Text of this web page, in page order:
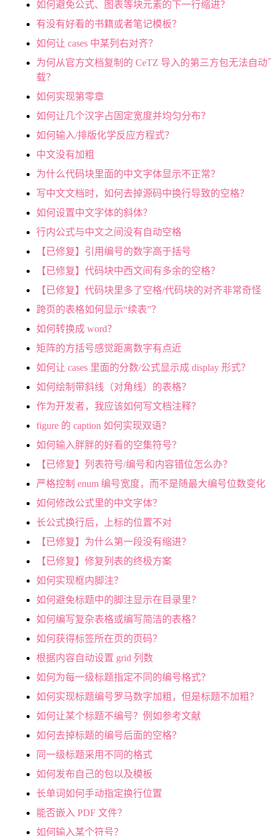
如何避免公式、图表等块元素的下一行缩进？
有没有好看的书籍或者笔记模板？
如何让 cases 中某列右对齐？
为何从官方文档复制的 CeTZ 导入的第三方包无法自动
载？
如何实现第零章
如何让几个汉字占固定宽度并均匀分布？
如何输入/排版化学反应方程式？
中文没有加粗
为什么代码块里面的中文字体显示不正常？
写中文文档时，如何去掉源码中换行导致的空格？
如何设置中文字体的斜体？
行内公式与中文之间没有自动空格
【已修复】引用编号的数字高于括号
【已修复】代码块中西文间有多余的空格？
【已修复】代码块里多了空格/代码块的对齐非常奇怪
跨页的表格如何显示“续表”？
如何转换成 word？
矩阵的方括号感觉距离数字有点近
如何让 cases 里面的分数/公式显示成 display 形式？
如何绘制带斜线（对角线）的表格？
作为开发者，我应该如何写文档注释？
figure 的 caption 如何实现双语？
如何输入胖胖的好看的空集符号？
【已修复】列表符号/编号和内容错位怎么办？
严格控制 enum 编号宽度，而不是随最大编号位数变化
如何修改公式里的中文字体？
长公式换行后，上标的位置不对
【已修复】为什么第一段没有缩进？
【已修复】修复列表的终极方案
如何实现框内脚注？
如何避免标题中的脚注显示在目录里？
如何编写复杂表格或编写简洁的表格？
如何获得标签所在页的页码？
根据内容自动设置 grid 列数
如何为每一级标题指定不同的编号格式？
如何实现标题编号罗马数字加粗，但是标题不加粗？
如何让某个标题不编号？例如参考文献
如何去掉标题的编号后面的空格？
同一级标题采用不同的格式
如何发布自己的包以及模板
长单词如何手动指定换行位置
能否嵌入 PDF 文件？
如何输入某个符号？